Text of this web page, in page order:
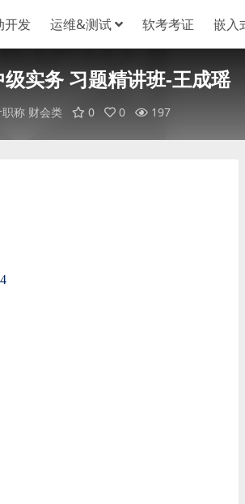
开发 运维&测试 软考考证 嵌入
实务 习题精讲班-王成瑶
称 财会类 0 0 197